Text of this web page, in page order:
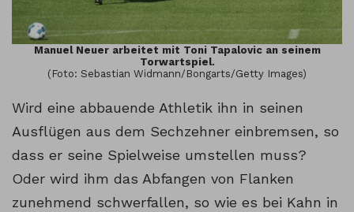
Manuel Neuer arbeitet mit Toni Tapalovic an seinem
Torwartspiel.
(Foto: Sebastian Widmann/Bongarts/Getty Images)
Wird eine abbauende Athletik ihn in seinen
Ausflügen aus dem Sechzehner einbremsen, so
dass er seine Spielweise umstellen muss?
Oder wird ihm das Abfangen von Flanken
zunehmend schwerfallen, so wie es bei Kahn in